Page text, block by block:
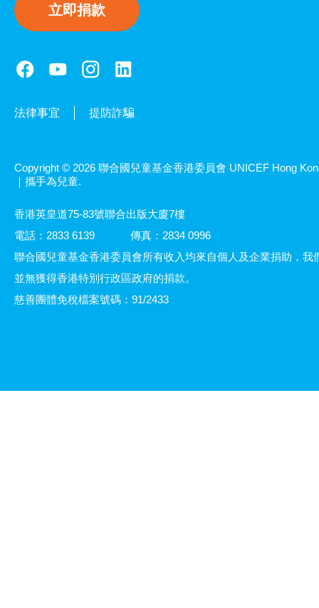
立即捐款
法律事宜 提防詐騙
Copyright © 2026 聯合國兒童基金香港委員會 UNICEF Hong
｜攜手為兒童.
香港英皇道75-83號聯合出版大廈7樓
電話：2833 6139
傳真：2834 0996
聯合國兒童基金香港委員會所有收入均來自個人及企業捐助，我
並無獲得香港特別行政區政府的捐款。
慈善團體免稅檔案號碼：91/2433